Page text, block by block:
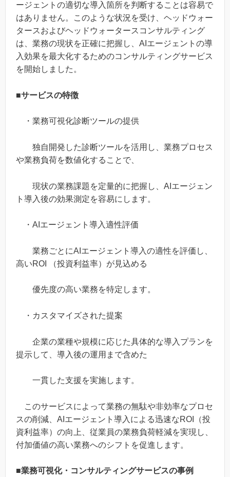
ージェントの適切な導入箇所を判断することは容易で
はありません。このような状況を受け、ヘッドウォー
タースおよびヘッドウォータースコンサルティング
は、業務の現状を正確に把握し、AIエージェントの導
入効果を最大化するためのコンサルティングサービス
を開始しました。
■サービスの特徴
・業務可視化診断ツールの提供
独自開発した診断ツールを活用し、業務プロセス
や業務負荷を数値化することで、
現状の業務課題を定量的に把握し、AIエージェン
ト導入後の効果測定を容易にします。
・AIエージェント導入適性評価
業務ごとにAIエージェント導入の適性を評価し、
高いROI （投資利益率）が見込める
優先度の高い業務を特定します。
・カスタマイズされた提案
企業の業種や規模に応じた具体的な導入プランを
提示して、導入後の運用まで含めた
一貫した支援を実施します。
このサービスによって業務の無駄や非効率なプロセ
スの削減、AIエージェント導入による迅速なROI（投
資利益率）の向上、従業員の業務負荷軽減を実現し、
付加価値の高い業務へのシフトを促進します。
■業務可視化・コンサルティングサービスの事例